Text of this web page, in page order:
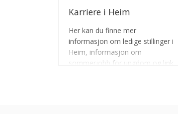
Karriere i Heim
Her kan du finne mer
informasjon om ledige stillinger i
Heim, informasjon om
sommerjobb for ungdom og link